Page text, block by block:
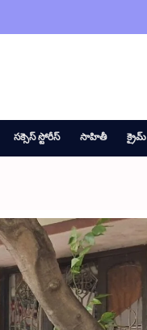
సక్సెస్ స్టోరీస్ సాహితీ క్రైమ్